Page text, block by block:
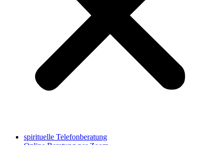
spirituelle Telefonberatung